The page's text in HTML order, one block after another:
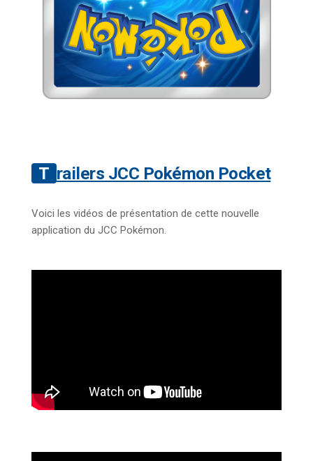
Trailers JCC Pokémon Pocket
Voici les vidéos de présentation de cette nouvelle
application du JCC Pokémon.